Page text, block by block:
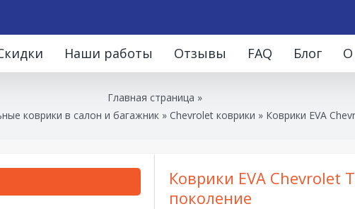
Наши работы Отзывы FAQ Блог О
Главная страница »
коврики в салон и багажник » Chevrolet коврики » Коврики EVA
Коврики EVA Chevrolet
поколение